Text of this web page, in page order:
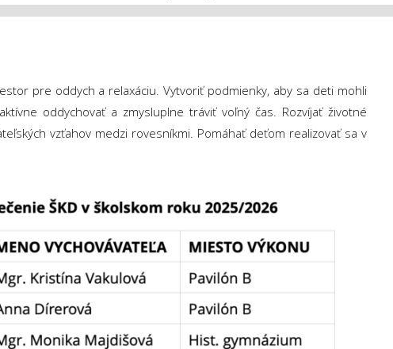
pre oddych a relaxáciu. Vytvoriť podmienky, aby sa deti mohli
oddychovať a zmysluplne tráviť voľný čas. Rozvíjať životné
vzťahov medzi rovesníkmi. Pomáhať deťom realizovať sa v